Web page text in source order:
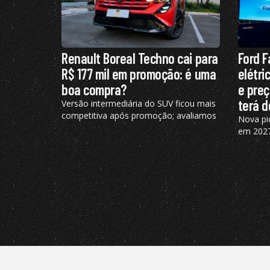
Renault Boreal Techno cai para
R$ 177 mil em promoção: é uma
boa compra?
Versão intermediária do SUV ficou mais
competitiva após promoção; avaliamos
consumo, desempenho, conforto e
mais
Ford
e
terá
Nova
em
diz ao
para o